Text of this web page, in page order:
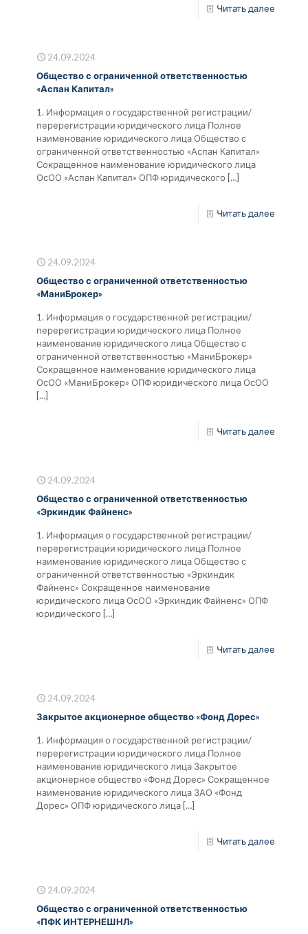
Читать далее
24.09.2024
Общество с ограниченной ответственностью
«Аспан Капитал»
1. Информация о государственной регистрации/
перерегистрации юридического лица Полное
наименование юридического лица Общество с
ограниченной ответственностью «Аспан Капитал»
Сокращенное наименование юридического лица
ОсОО «Аспан Капитал» ОПФ юридического […]
Читать далее
24.09.2024
Общество с ограниченной ответственностью
«МаниБрокер»
1. Информация о государственной регистрации/
перерегистрации юридического лица Полное
наименование юридического лица Общество с
ограниченной ответственностью «МаниБрокер»
Сокращенное наименование юридического лица
ОсОО «МаниБрокер» ОПФ юридического лица ОсОО
[…]
Читать далее
24.09.2024
Общество с ограниченной ответственностью
«Эркиндик Файненс»
1. Информация о государственной регистрации/
перерегистрации юридического лица Полное
наименование юридического лица Общество с
ограниченной ответственностью «Эркиндик
Файненс» Сокращенное наименование
юридического лица ОсОО «Эркиндик Файненс» ОПФ
юридического […]
Читать далее
24.09.2024
Закрытое акционерное общество «Фонд Дорес»
1. Информация о государственной регистрации/
перерегистрации юридического лица Полное
наименование юридического лица Закрытое
акционерное общество «Фонд Дорес» Сокращенное
наименование юридического лица ЗАО «Фонд
Дорес» ОПФ юридического лица[…]
Читать далее
24.09.2024
Общество с ограниченной ответственностью
«ПФК ИНТЕРНЕШНЛ»